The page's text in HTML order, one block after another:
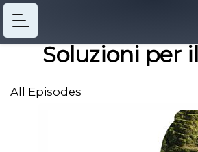
Soluzioni per
All Episodes